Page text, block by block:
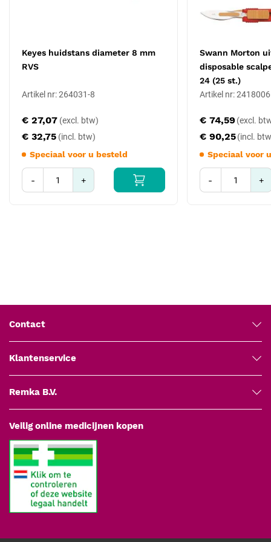
Producttype: Keyes huidstans (biopsiestans)
Materiaal: roestvrijstaal volgens ISO 7153-1:2016 en EN
Steriliteit: niet-steriel geleverd
Sterilisatie: stoomsterilisatie bij 134 °C, minimaal 3 minuten
Reiniging: machinaal in een desinfecterende wasmachine,
ultrasoon ondersteunend
Keyes huidstans diameter 8 mm
RVS
Artikel nr: 264031-8
€ 32,75
€ 27,07
Speciaal voor u besteld
- +
Swann Morton
disposable
24 (25 st.)
Artikel nr:
€ 90,25
€ 74,59
Speciaal voor
- +
Contact
Klantenservice
Remka B.V.
Veilig online medicijnen kopen